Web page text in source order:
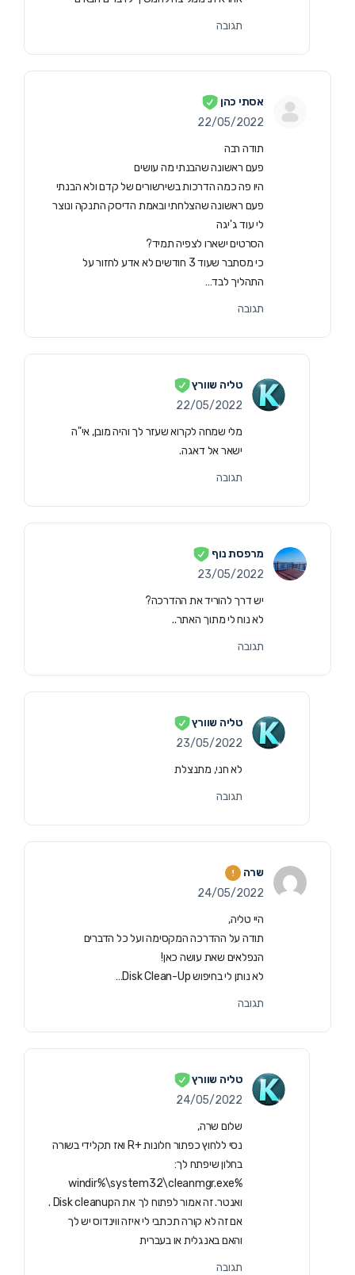
תגובה
אסתי כהן
22/05/2022
תודה רבה
פעם ראשונה שהבנתי מה עושים
היו פה כמה הדרכות בשירשורים של קדם ולא הבנתי
פעם ראשונה שהצלחתי ובאמת הדיסק התנקה ונוצר
לי עוד ג'יגה
הסרטים ישארו לצפיה תמיד?
כי מסתבר שעוד 3 חודשים לא אדע לחזור על
התהליך לבד…
תגובה
טליה שוורץ
22/05/2022
מלי שמחה לקרוא שעזר לך והיה מובן, אי"ה
ישאר אל דאגה.
תגובה
מרפסת נוף
23/05/2022
יש דרך להוריד את ההדרכה?
לא נוח לי מתוך האתר..
תגובה
טליה שוורץ
23/05/2022
לא חני, מתנצלת
תגובה
שרה
24/05/2022
היי טליה,
תודה על ההדרכה המקסימה ועל כל הדברים
הנפלאים שאת עושה כאן!
לא נותן לי בחיפוש Disk Clean-Up…
תגובה
טליה שוורץ
24/05/2022
שלום שרה,
נסי ללחוץ כפתור חלונות +R ואז תקלידי בשורה
בחלון שיפתח לך:
%windir%\system32\cleanmgr.exe
ואנטר. זה אמור לפתוח לך את הDisk cleanup .
אם זה לא קורה תכתבי לי איזה ווינדוס יש לך
והאם באנגלית או בעברית
תגובה